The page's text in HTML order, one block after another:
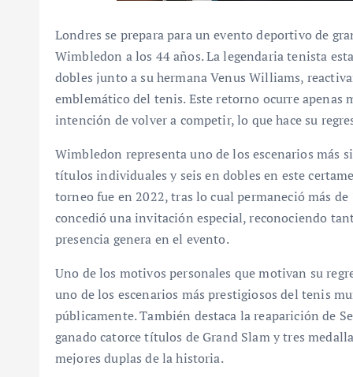
Londres se prepara para un evento deportivo de
Wimbledon a los 44 años. La legendaria tenista
dobles junto a su hermana Venus Williams,
emblemático del tenis. Este retorno ocurre apenas
intención de volver a competir, lo que hace su
Wimbledon representa uno de los escenarios más
títulos individuales y seis en dobles en este
torneo fue en 2022, tras lo cual permaneció más
concedió una invitación especial, reconociendo
presencia genera en el evento.
Uno de los motivos personales que motivan su
uno de los escenarios más prestigiosos del tenis
públicamente. También destaca la reaparición de
ganado catorce títulos de Grand Slam y tres
mejores duplas de la historia.